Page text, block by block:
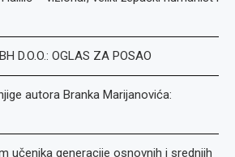
D.O.O.: OGLAS ZA POSAO
autora Branka Marijanovića:
učenika generacije osnovnih i srednjih